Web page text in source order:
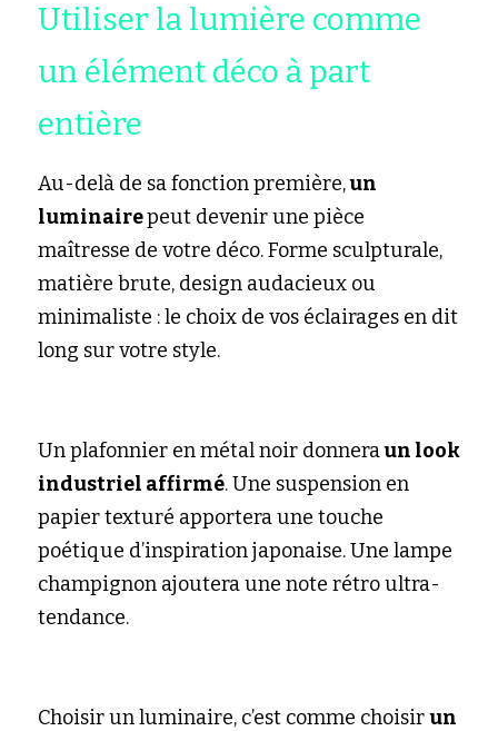
Utiliser la lumière comme
un élément déco à part
entière
Au-delà de sa fonction première, un
luminaire peut devenir une pièce
maîtresse de votre déco. Forme sculpturale,
matière brute, design audacieux ou
minimaliste : le choix de vos éclairages en dit
long sur votre style.
Un plafonnier en métal noir donnera un look
industriel affirmé. Une suspension en
papier texturé apportera une touche
poétique d’inspiration japonaise. Une lampe
champignon ajoutera une note rétro ultra-
tendance.
Choisir un luminaire, c’est comme choisir un